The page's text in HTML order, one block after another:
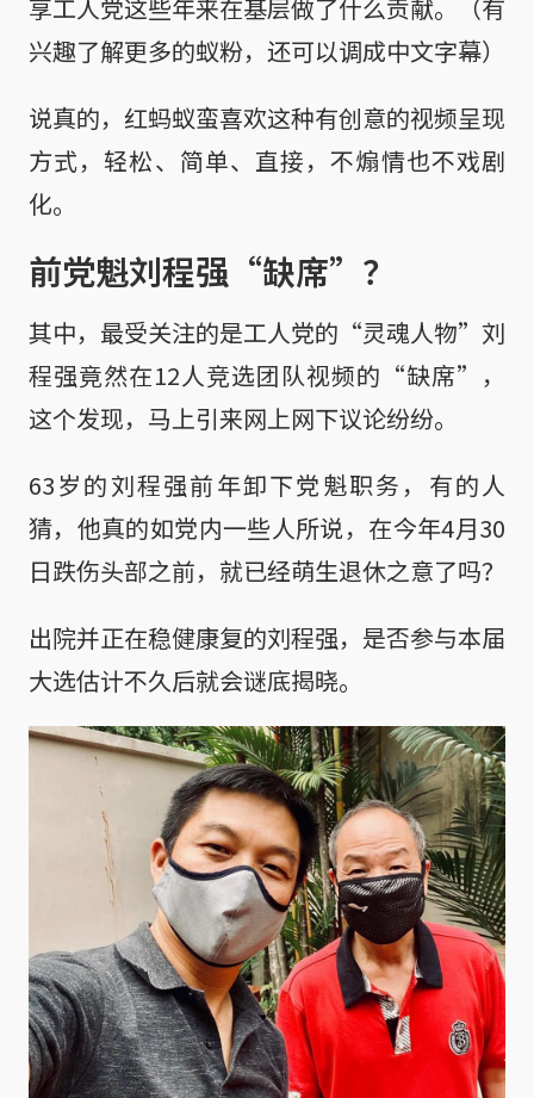
享工人党这些年来在基层做了什么贡献。（有
兴趣了解更多的蚁粉，还可以调成中文字幕）
说真的，红蚂蚁蛮喜欢这种有创意的视频呈现
方式，轻松、简单、直接，不煽情也不戏剧
化。
前党魁刘程强“缺席”？
其中，最受关注的是工人党的“灵魂人物”刘
程强竟然在12人竞选团队视频的“缺席”，
这个发现，马上引来网上网下议论纷纷。
63岁的刘程强前年卸下党魁职务，有的人
猜，他真的如党内一些人所说，在今年4月30
日跌伤头部之前，就已经萌生退休之意了吗？
出院并正在稳健康复的刘程强，是否参与本届
大选估计不久后就会谜底揭晓。